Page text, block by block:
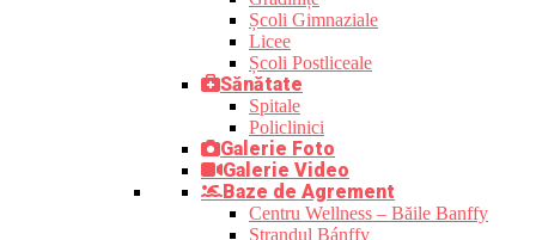
Școli Gimnaziale
Licee
Școli Postliceale
Sănătate
Spitale
Policlinici
Galerie Foto
Galerie Video
Baze de Agrement
Centru Wellness – Băile Banffy
Ștrandul Bánffy